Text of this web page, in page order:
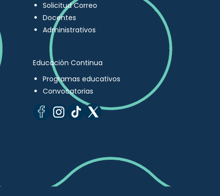
Solicitud Correo
Docentes
Administrativos
Educación Continua
Programas educativos
Convocatorias